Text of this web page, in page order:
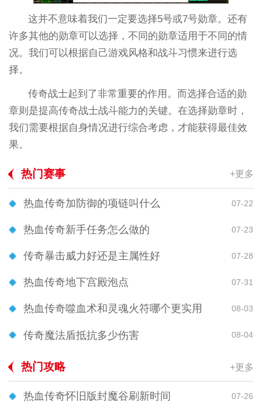
这并不意味着我们一定要选择5号或7号勋章。还有
许多其他的勋章可以选择，不同的勋章适用于不同的情
况。我们可以根据自己游戏风格和战斗习惯来进行选
择。
传奇战士起到了非常重要的作用。而选择合适的勋
章则是提高传奇战士战斗能力的关键。在选择勋章时，
我们需要根据自身情况进行综合考虑，才能获得最佳效
果。
热门赛事 +更多
热血传奇加防御的项链叫什么 07-22
热血传奇新手任务怎么做的 07-23
传奇暴击威力好还是主属性好 07-28
热血传奇地下宫殿泡点 07-31
热血传奇噬血术和灵魂火符哪个更实用 08-03
传奇魔法盾抵抗多少伤害 08-04
热门攻略 +更多
热血传奇怀旧版封魔谷刷新时间 07-26